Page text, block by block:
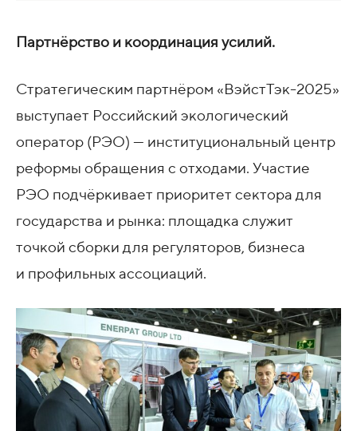
Партнёрство и координация усилий.
Стратегическим партнёром «ВэйстТэк-2025»
выступает Российский экологический
оператор (РЭО) — институциональный центр
реформы обращения с отходами. Участие
РЭО подчёркивает приоритет сектора для
государства и рынка: площадка служит
точкой сборки для регуляторов, бизнеса
и профильных ассоциаций.